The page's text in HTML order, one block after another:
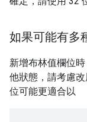
如果可能有多
新增布林值欄位
他狀態，請考慮
位可能更適合以